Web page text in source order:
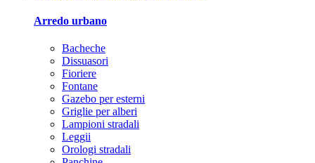
Arredo urbano
Bacheche
Dissuasori
Fioriere
Fontane
Gazebo per esterni
Griglie per alberi
Lampioni stradali
Leggii
Orologi stradali